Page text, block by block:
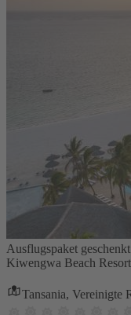
Ausflugspaket geschenkt
Kiwengwa Beach
Tansania, Vereinigte